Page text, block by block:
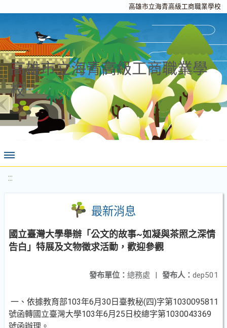
高雄市立海青高級工商職業學校
高雄市立海青高級工商職業學
校
:::
最新消息
國立臺灣大學舉辦「公文的故事~如凝與茶照之深情
告白」特展及文物徵求活動，歡迎參觀
發布人： dep501
發布單位： 總務處 |
一、依據教育部103年6月30日臺教秘(四)字第1030095811
號函轉國立臺灣大學103年6月25日校總字第1030043369